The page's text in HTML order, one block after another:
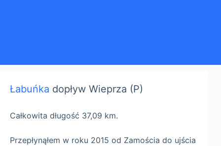
Łabuńka dopływ Wieprza (P)
Całkowita długość 37,09 km.
Przepłynąłem w roku 2015 od Zamościa do ujścia